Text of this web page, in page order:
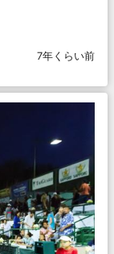
7年くらい前